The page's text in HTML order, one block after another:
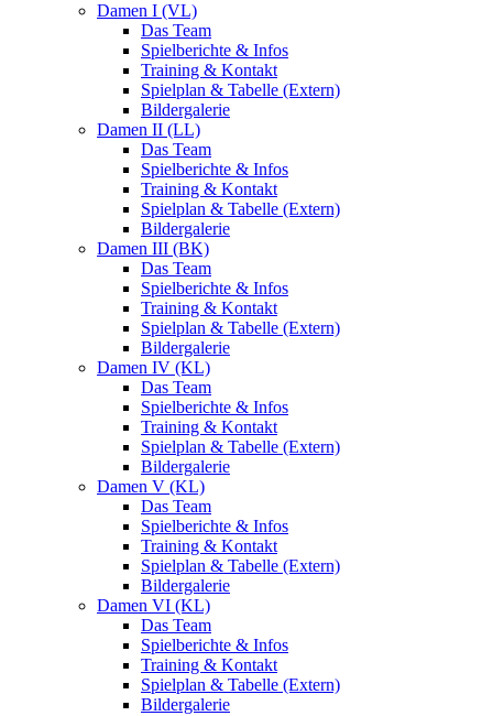
Damen I (VL)
Das Team
Spielberichte & Infos
Training & Kontakt
Spielplan & Tabelle (Extern)
Bildergalerie
Damen II (LL)
Das Team
Spielberichte & Infos
Training & Kontakt
Spielplan & Tabelle (Extern)
Bildergalerie
Damen III (BK)
Das Team
Spielberichte & Infos
Training & Kontakt
Spielplan & Tabelle (Extern)
Bildergalerie
Damen IV (KL)
Das Team
Spielberichte & Infos
Training & Kontakt
Spielplan & Tabelle (Extern)
Bildergalerie
Damen V (KL)
Das Team
Spielberichte & Infos
Training & Kontakt
Spielplan & Tabelle (Extern)
Bildergalerie
Damen VI (KL)
Das Team
Spielberichte & Infos
Training & Kontakt
Spielplan & Tabelle (Extern)
Bildergalerie